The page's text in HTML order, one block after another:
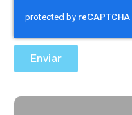
Enviar